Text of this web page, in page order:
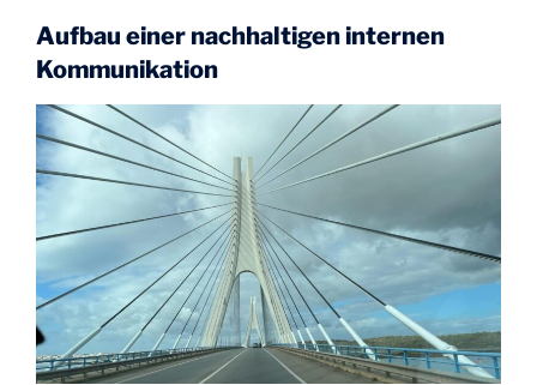
Aufbau einer nachhaltigen internen
Kommunikation